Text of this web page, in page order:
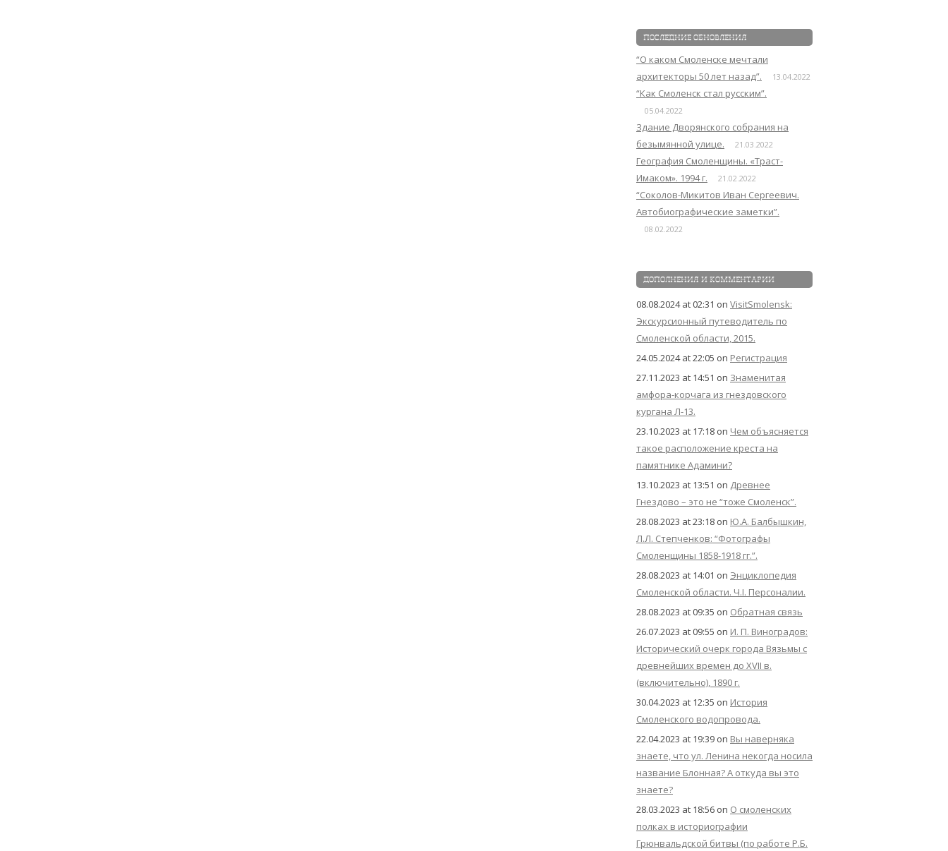
ПОСЛЕДНИЕ ОБНОВЛЕНИЯ
“О каком Смоленске мечтали
архитекторы 50 лет назад”.
13.04.2022
“Как Смоленск стал русским”.
05.04.2022
Здание Дворянского собрания на
безымянной улице.
21.03.2022
География Смоленщины. «Траст-
Имаком». 1994 г.
21.02.2022
“Соколов-Микитов Иван Сергеевич.
Автобиографические заметки”.
08.02.2022
ДОПОЛНЕНИЯ И КОММЕНТАРИИ
08.08.2024 at 02:31 on VisitSmolensk:
Экскурсионный путеводитель по
Смоленской области, 2015.
24.05.2024 at 22:05 on Регистрация
27.11.2023 at 14:51 on Знаменитая
амфора-корчага из гнездовского
кургана Л-13.
23.10.2023 at 17:18 on Чем объясняется
такое расположение креста на
памятнике Адамини?
13.10.2023 at 13:51 on Древнее
Гнездово – это не “тоже Смоленск”.
28.08.2023 at 23:18 on Ю.А. Балбышкин,
Л.Л. Степченков: “Фотографы
Смоленщины 1858-1918 гг.”.
28.08.2023 at 14:01 on Энциклопедия
Смоленской области. Ч.I. Персоналии.
28.08.2023 at 09:35 on Обратная связь
26.07.2023 at 09:55 on И. П. Виноградов:
Исторический очерк города Вязьмы с
древнейших времен до XVII в.
(включительно), 1890 г.
30.04.2023 at 12:35 on История
Смоленского водопровода.
22.04.2023 at 19:39 on Вы наверняка
знаете, что ул. Ленина некогда носила
название Блонная? А откуда вы это
знаете?
28.03.2023 at 18:56 on О смоленских
полках в историографии
Грюнвальдской битвы (по работе Р.Б.